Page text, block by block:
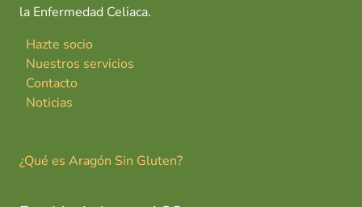
la Enfermedad Celiaca.
Hazte socio
Nuestros servicios
Contacto
Noticias
¿Qué es Aragón Sin Gluten?